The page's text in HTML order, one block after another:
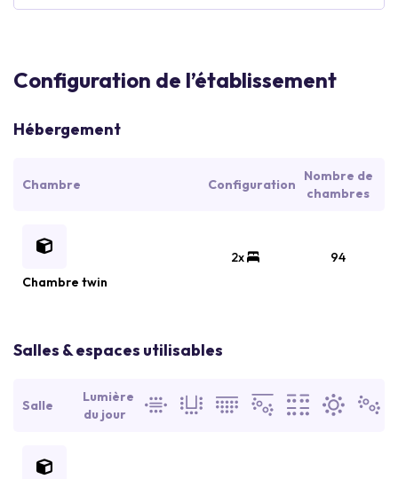
Configuration de l’établissement
Hébergement
Chambre Configuration
Nombre de
chambres
Chambre twin
2x 94
Salles & espaces utilisables
Salle
Lumière
du jour